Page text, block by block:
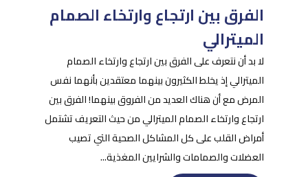
الفرق بين ارتجاع وارتخاء الصمام
الميترالي
لا بد أن نتعرف على الفرق بين ارتجاع وارتخاء الصمام
الميترالي إذ يخلط الكثيرون بينهما معتقدين بأنهما نفس
المرض مع أن هناك العديد من الفروق بينهما! الفرق بين
ارتجاع وارتخاء الصمام الميترالي من حيث التعريف تشتمل
أمراض القلب على كل المشاكل الصحية التي تصيب
العضلات والصمامات والشرايين المغذية...